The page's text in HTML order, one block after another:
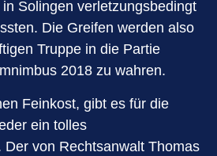
Solingen verletzungsbedingt
Die Greifen werden also
Truppe in die Partie
2018 zu wahren.
Feinkost, gibt es für die
ein tolles
Der von Rechtsanwalt Thomas